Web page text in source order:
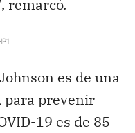
remarcó.
es de una
para prevenir
19 es de 85